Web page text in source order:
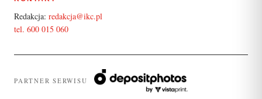
Redakcja: redakcja@ikc.pl
tel. 600 015 060
PARTNER SERWISU